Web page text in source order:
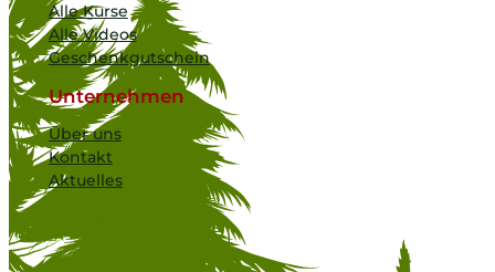
Alle Kurse
Alle Videos
Geschenkgutschein
Unternehmen
Über uns
Kontakt
Aktuelles